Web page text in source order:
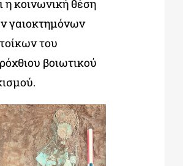
η κοινωνική θέση
γαιοκτημόνων
του
βοιωτικού